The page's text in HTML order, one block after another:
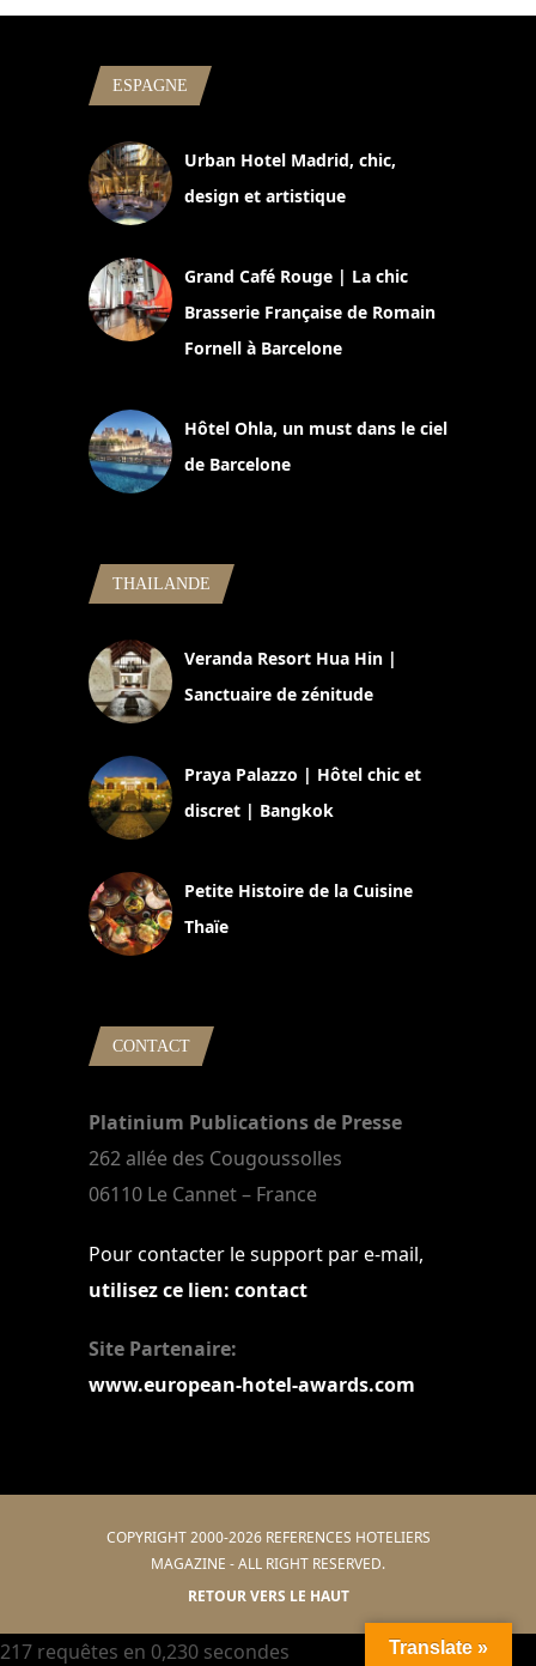
ESPAGNE
Urban Hotel Madrid, chic,
design et artistique
Grand Café Rouge | La chic
Brasserie Française de Romain
Fornell à Barcelone
Hôtel Ohla, un must dans le ciel
de Barcelone
THAILANDE
Veranda Resort Hua Hin |
Sanctuaire de zénitude
Praya Palazzo | Hôtel chic et
discret | Bangkok
Petite Histoire de la Cuisine
Thaïe
CONTACT
Platinium Publications de Presse
262 allée des Cougoussolles
06110 Le Cannet – France
Pour contacter le support par e-mail,
utilisez ce lien: contact
Site Partenaire:
www.european-hotel-awards.com
COPYRIGHT 2000-2026 REFERENCES HOTELIERS
MAGAZINE - ALL RIGHT RESERVED.
RETOUR VERS LE HAUT
Translate »
217 requêtes en 0,230 secondes